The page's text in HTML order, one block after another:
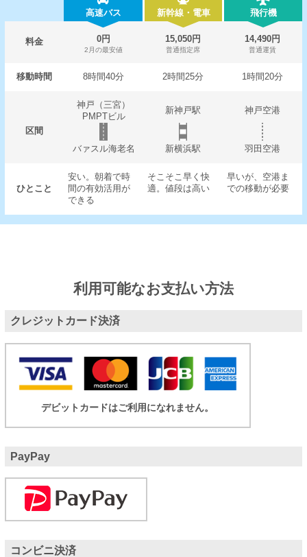
高速バス 新幹線・電車 飛行機
料金 0円
2月の最安値
15,050円
普通指定席
14,490円
普通運賃
移動時間 8時間40分 2時間25分 1時間20分
区間
神戸（三宮）
PMPTビル
新神戸駅 神戸空港
バァスル海老名 新横浜駅 羽田空港
ひとこと
安い。朝着で時
間の有効活用が
できる
そこそこ早く快
適。値段は高い
早いが、空港ま
での移動が必要
利用可能なお支払い方法
クレジットカード決済
デビットカードはご利用になれません。
PayPay
コンビニ決済